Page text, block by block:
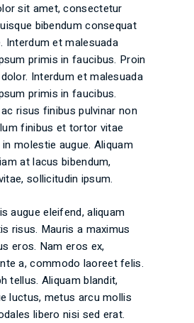
sit amet, consectetur
bibendum consequat
Interdum et malesuada
primis in faucibus. Proin
Interdum et malesuada
primis in faucibus.
risus finibus pulvinar non
finibus et tortor vitae
molestie augue. Aliquam
at lacus bibendum,
sollicitudin ipsum.
augue eleifend, aliquam
risus. Mauris a maximus
eros. Nam eros ex,
a, commodo laoreet felis.
tellus. Aliquam blandit,
luctus, metus arcu mollis
libero nisi sed erat.